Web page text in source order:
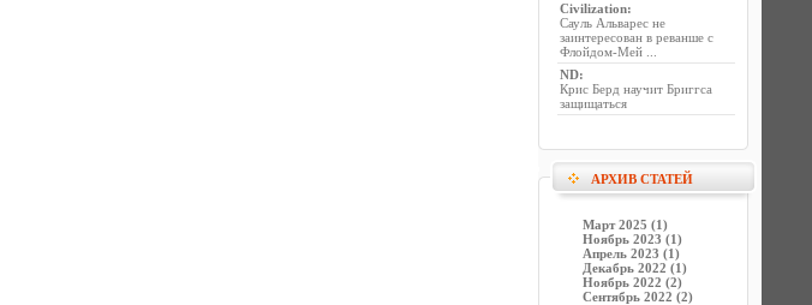
Civilization:
Сауль Альварес не
заинтересован в реванше с
Флойдом-Мей ...
ND:
Крис Берд научит Бриггса
защищаться
АРХИВ СТАТЕЙ
Март 2025 (1)
Ноябрь 2023 (1)
Апрель 2023 (1)
Декабрь 2022 (1)
Ноябрь 2022 (2)
Сентябрь 2022 (2)